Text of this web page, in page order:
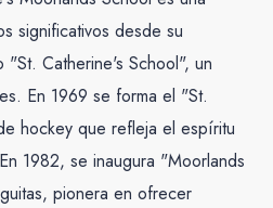
significativos desde su
"St. Catherine's School", un
En 1969 se forma el "St.
hockey que refleja el espíritu
1982, se inaugura "Moorlands
pionera en ofrecer